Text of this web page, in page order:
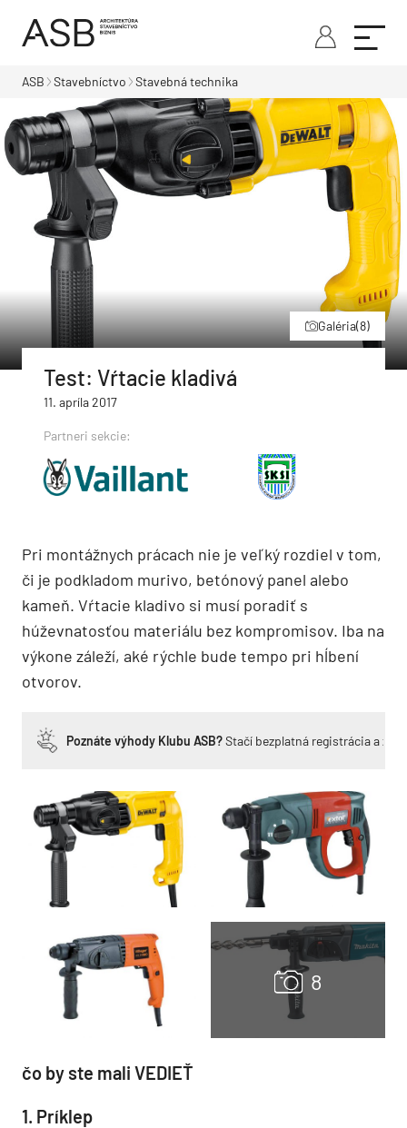
ASB Stavebníctvo Stavebná technika
Galéria(8)
Test: Vŕtacie kladivá
11. apríla 2017
Partneri sekcie:
Pri montážnych prácach nie je veľký rozdiel v tom,
či je podkladom murivo, betónový panel alebo
kameň. Vŕtacie kladivo si musí poradiť s
húževnatosťou materiálu bez kompromisov. Iba na
výkone záleží, aké rýchle bude tempo pri hĺbení
otvorov.
Poznáte výhody Klubu ASB?Stačí bezplatná registrácia a
čo by ste mali VEDIEŤ
1. Príklep